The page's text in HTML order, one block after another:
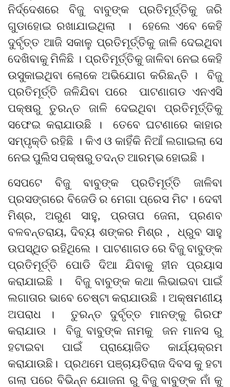
ନିର୍ଦ୍ଦେଶରେ ବିଜୁ ବାବୁଙ୍କ ପ୍ରତିମୂର୍ତ୍ତିକୁ ଜରି
ଗୁଡାହୋଇ ରଖାଯାଇଥିଲା । ହେଲେ ଏବେ କେହି
ଦୁର୍ବୃତ୍ତ ଆଜି ସକାଳୁ ପ୍ରତିମୂର୍ତ୍ତିକୁ ଜାଳି ଦେଇଥିବା
ଦେଖିବାକୁ ମିଳିଛି । ପ୍ରତିମୂର୍ତ୍ତିକୁ ଜାଳିବା ନେଇ କେହି
ଉସୁକାଇଥିବା ଲୋକେ ଅଭିଯୋଗ କରିଛନ୍ତି । ବିଜୁ
ପ୍ରତିମୂର୍ତ୍ତି ଜଳିଯିବା ପରେ ପାଟଣାଗଡ ଏନଏସି
ପକ୍ଷରୁ ତୁରନ୍ତ ଜାଳି ଦେଇଥିବା ପ୍ରତିମୂର୍ତ୍ତିକୁ
ସଫେଇ କରାଯାଉଛି । ତେବେ ଘଟଣାରେ କାହାର
ସମ୍ପୃକ୍ତି ରହିଛି । କିଏ ଓ କାହିଁକି ନିଆଁ ଲଗାଇଲା ସେ
ନେଇ ପୁଲିସ ପକ୍ଷରୁ ତଦନ୍ତ ଆରମ୍ଭ ହୋଇଛି ।
ସେପଟେ ବିଜୁ ବାବୁଙ୍କ ପ୍ରତିମୂର୍ତ୍ତି ଜାଳିବା
ପ୍ରସଙ୍ଗରେ ବିଜେଡି ର ମେଗା ପ୍ରେସ ମିଟ । ଦେବୀ
ମିଶ୍ର, ଅରୁଣ ସାହୁ, ପ୍ରତାପ ଜେନା, ପ୍ରଣବ
ବଳବନ୍ତରାୟ, ଦିବ୍ୟ ଶଙ୍କର ମିଶ୍ର , ଧ୍ରୁବ ସାହୁ
ଉପସ୍ଥିତ ରହିଥିଲେ । ପାଟଣାଗଡ ରେ ବିଜୁ ବାବୁଙ୍କ
ପ୍ରତିମୂର୍ତ୍ତି ପୋଡି ଦିଆ ଯିବାକୁ ହୀନ ପ୍ରୟାସ
କରାଯାଇଛି । ବିଜୁ ବାବୁଙ୍କ କଥା ଲିଭାଇବା ପାଇଁ
ଲଗାତାର ଭାବେ ଚେଷ୍ଟା କରାଯାଉଛି । ଅକ୍ଷମଣୀୟ
ଅପରାଧ । ତୁରନ୍ତ ଦୁର୍ବୃତ୍ତ ମାନଙ୍କୁ ଗିରଫ
କରାଯାଉ । ବିଜୁ ବାବୁଙ୍କ ନାମକୁ ଜନ ମାନସ ରୁ
ହଟାଇବା ପାଇଁ ପ୍ରାୟୋଜିତ କାର୍ଯ୍ୟକ୍ରମ
କରାଯାଉଛି। ପ୍ରଥମେ ପଞ୍ଚାୟତିରାଜ ଦିବସ କୁ ହଟା
ଗଲା ପରେ ବିଭିନ୍ନ ଯୋଜନା ରୁ ବିଜୁ ବାବୁଙ୍କ ନାଁ କୁ